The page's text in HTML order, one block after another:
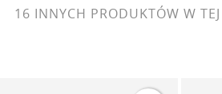
16 INNYCH PRODUKTÓW W